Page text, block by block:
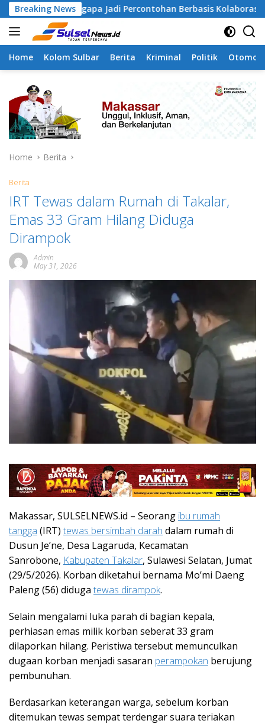
Skip
to
content
Breaking NewsJadi Percontohan Berbasis Kolaborasi Warga
Home Kolom Sulbar Berita Kriminal Politik
Home Berita
Berita
IRT Tewas dalam Rumah di Takalar,
Emas 33 Gram Hilang Diduga
Dirampok
Admin
May 31, 2026
Makassar, SULSELNEWS.id – Seorang ibu rumah
tangga (IRT) tewas bersimbah darah dalam rumah di
Dusun Je’ne, Desa Lagaruda, Kecamatan
Sanrobone, Kabupaten Takalar, Sulawesi Selatan, Jumat
(29/5/2026). Korban diketahui bernama Mo’mi Daeng
Paleng (56) diduga tewas dirampok.
Selain mengalami luka parah di bagian kepala,
perhiasan emas milik korban seberat 33 gram
dilaporkan hilang. Peristiwa tersebut memunculkan
dugaan korban menjadi sasaran perampokan berujung
pembunuhan.
Berdasarkan keterangan warga, sebelum korban
ditemukan tewas sempat terdengar suara teriakan